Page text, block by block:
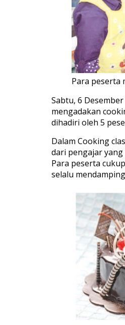
Para peserta
Sabtu, 6
mengadakan
dihadiri oleh 5
Dalam Cooking
dari pengajar
Para peserta
selalu